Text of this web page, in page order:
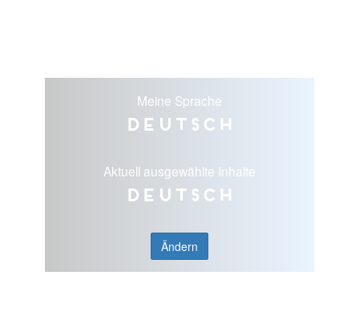
Meine Sprache
Deutsch
Aktuell ausgewählte Inhalte
Deutsch
Ändern